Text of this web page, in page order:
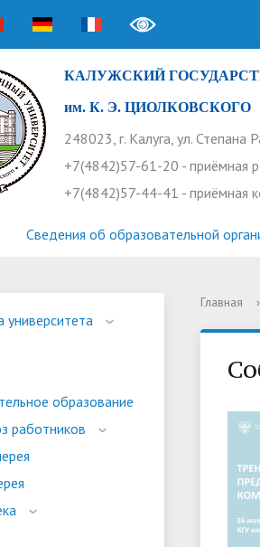
КАЛУЖСКИЙ
им. К. Э. ЦИОЛКОВСКОГО
248023, г. Калуга, ул. Степана
+7(4842)57-61-20 - приёмная
+7(4842)57-44-41 - приёмная
Устав
работников
центр
по
Сведения об образовательной
Ординатура
Оплата
совет обучающихся
труды КГУ
Часто
университета
образование
работников
Главная ›